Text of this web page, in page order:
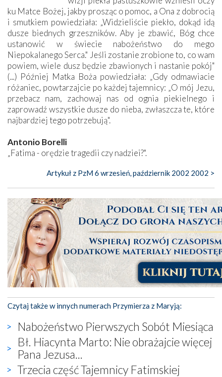
ku Matce Bożej, jakby prosząc o pomoc, a Ona z dobrocią
i smutkiem powiedziała: „Widzieliście piekło, dokąd idą
dusze biednych grzeszników. Aby je zbawić, Bóg chce
ustanowić w świecie nabożeństwo do mego
Niepokalanego Serca." Jeśli zostanie zrobione to, co wam
powiem, wiele dusz będzie zbawionych i nastanie pokój"
(...) Później Matka Boża powiedziała: „Gdy odmawiacie
różaniec, powtarzajcie po każdej tajemnicy: „O mój Jezu,
przebacz nam, zachowaj nas od ognia piekielnego i
zaprowadź wszystkie dusze do nieba, zwłaszcza te, które
najbardziej tego potrzebują".
Antonio Borelli
„Fatima - orędzie tragedii czy nadziei?".
Artykuł z PzM 6 wrzesień, październik 2002 2002 >
Czytaj także w innych numerach Przymierza z Maryją:
Nabożeństwo Pierwszych Sobót Miesiąca
Bł. Hiacynta Marto: Nie obrażajcie więcej
Pana Jezusa...
Trzecia część Tajemnicy Fatimskiej